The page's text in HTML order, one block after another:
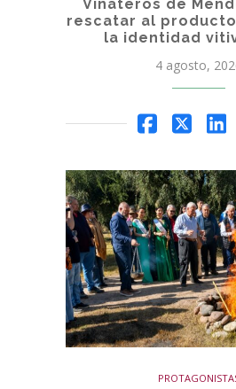
Viñateros de
rescatar al
la identidad
4 agosto,